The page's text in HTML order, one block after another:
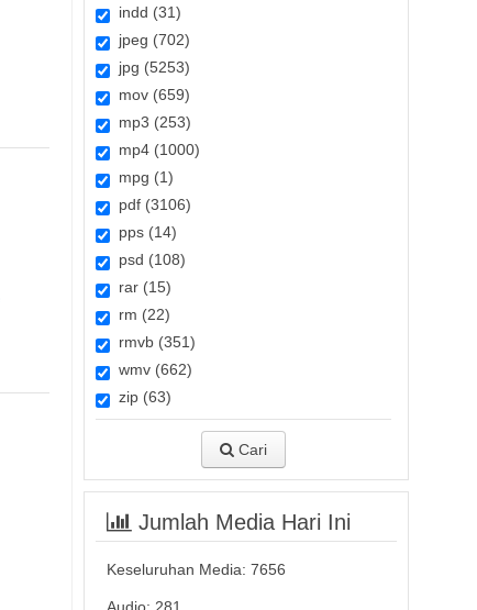
indd (31)
jpeg (702)
jpg (5253)
mov (659)
mp3 (253)
mp4 (1000)
mpg (1)
pdf (3106)
pps (14)
psd (108)
rar (15)
rm (22)
rmvb (351)
wmv (662)
zip (63)
Cari
Jumlah Media Hari Ini
Keseluruhan Media: 7656